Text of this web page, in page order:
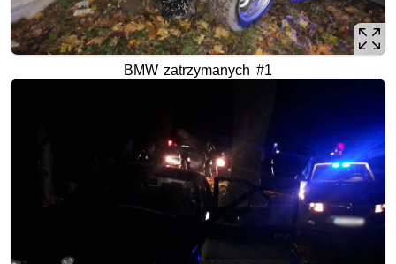
BMW zatrzymanych #1